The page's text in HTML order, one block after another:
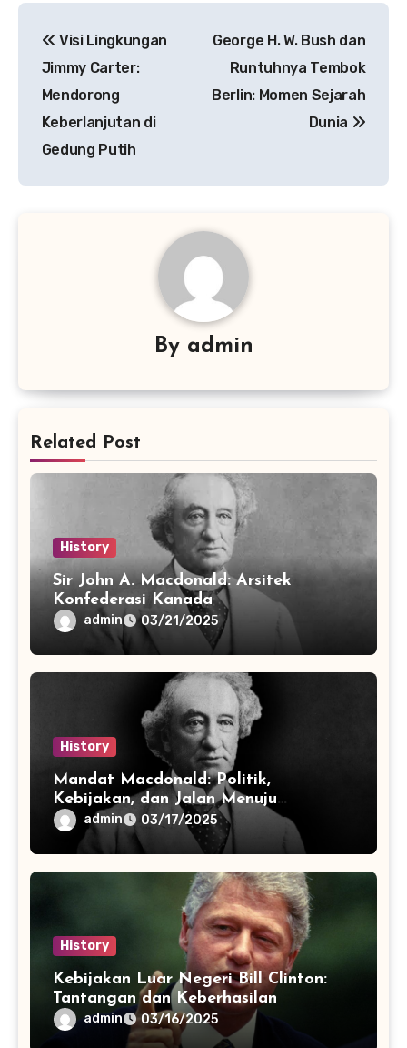
pos
Visi Lingkungan
Jimmy Carter:
Mendorong
Keberlanjutan di
Gedung Putih
George H. W. Bush dan
Runtuhnya Tembok
Berlin: Momen Sejarah
Dunia
By admin
Related Post
History
Sir John A. Macdonald: Arsitek
Konfederasi Kanada
admin 03/21/2025
History
Mandat Macdonald: Politik,
Kebijakan, dan Jalan Menuju
Konfederasi
admin 03/17/2025
History
Kebijakan Luar Negeri Bill Clinton:
Tantangan dan Keberhasilan
admin 03/16/2025